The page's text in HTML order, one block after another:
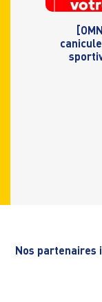
Nos partenaires